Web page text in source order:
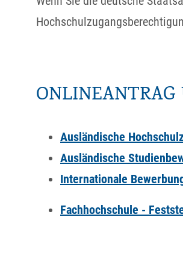
Ausländische
Ausländische
Internationale
Fachhochschule -